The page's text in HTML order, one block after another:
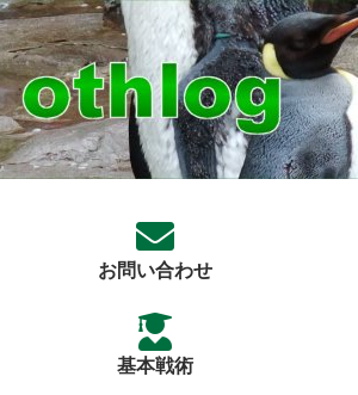
お問い合わせ
基本戦術